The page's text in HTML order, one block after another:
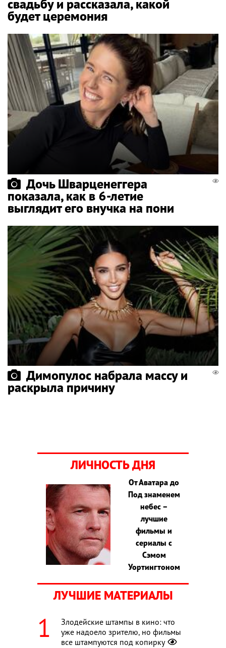
свадьбу и рассказала, какой
будет церемония
Дочь Шварценеггера
показала, как в 6-летие
выглядит его внучка на пони
Димопулос набрала массу и
раскрыла причину
ЛИЧНОСТЬ ДНЯ
От Аватара до
Под знаменем
небес –
лучшие
фильмы и
сериалы с
Сэмом
Уортингтоном
ЛУЧШИЕ МАТЕРИАЛЫ
Злодейские штампы в кино: что
уже надоело зрителю, но фильмы
все штампуются под копирку